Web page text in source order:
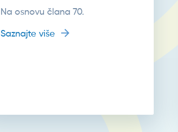
Na osnovu člana 70.
Saznajte više